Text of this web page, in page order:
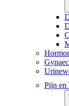
Pijn en